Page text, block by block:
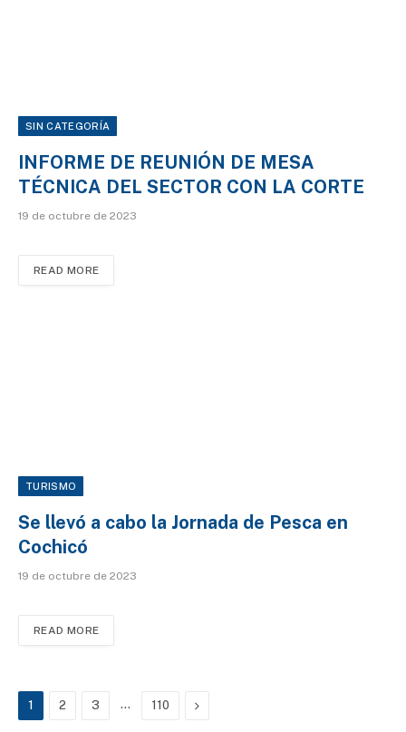
SIN CATEGORÍA
INFORME DE REUNIÓN DE MESA
TÉCNICA DEL SECTOR CON LA CORTE
19 de octubre de 2023
READ MORE
TURISMO
Se llevó a cabo la Jornada de Pesca en
Cochicó
19 de octubre de 2023
READ MORE
1 2 3 … 110 Next